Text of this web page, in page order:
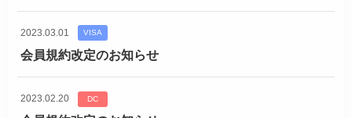
2023.03.01 VISA
会員規約改定のお知らせ
2023.02.20 DC